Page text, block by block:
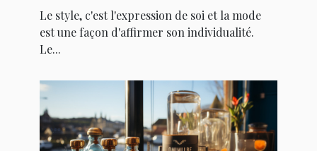
et accessoires
Le style, c'est l'expression de soi et la mode
est une façon d'affirmer son individualité.
Le...